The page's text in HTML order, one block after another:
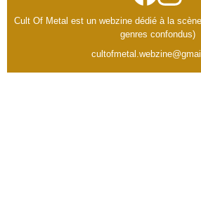
Cult Of Metal est un webzine dédié à la
genres confondus)